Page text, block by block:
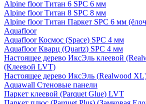
Alpine floor Титан 6 SPC 6 мм
Alpine floor Титан 8 SPC 8 мм
Alpine floor Титан Паркет SPC 6 мм
Aquafloor
Aquafloor Космос (Space) SPC 4 мм
Aquafloor Кварц (Quartz) SPC 4 мм
Настоящее дерево ИксЭль клеевой
(Клеевой LVT)
Настоящее дерево ИксЭль (Realwood
Aquawall Стеновые панели
Паркет клеевой (Parquet Glue) LVT